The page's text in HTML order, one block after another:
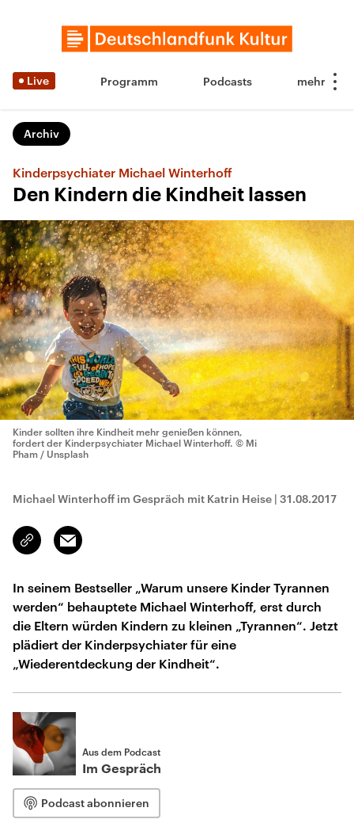
Live Programm Podcasts
Archiv
Kinderpsychiater Michael Winterhoff
Den Kindern die Kindheit lassen
Kinder sollten ihre Kindheit mehr genießen können,
fordert der Kinderpsychiater Michael Winterhoff. © Mi
Pham / Unsplash
Michael Winterhoff im Gespräch mit Katrin Heise | 31.08.2017
Link
kopieren/teilen
Email
In seinem Bestseller „Warum unsere Kinder Tyrannen
werden“ behauptete Michael Winterhoff, erst durch
die Eltern würden Kindern zu kleinen „Tyrannen“. Jetzt
plädiert der Kinderpsychiater für eine
„Wiederentdeckung der Kindheit“.
Aus dem Podcast
Im Gespräch
Podcast abonnieren